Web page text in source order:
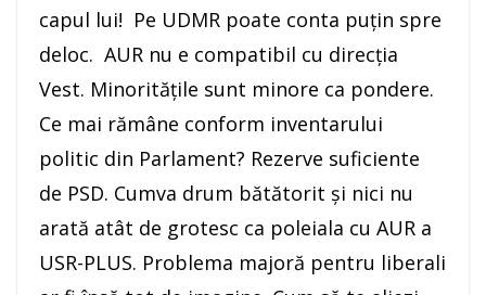
capul lui! Pe UDMR poate conta puțin spre
deloc. AUR nu e compatibil cu direcția
Vest. Minoritățile sunt minore ca pondere.
Ce mai rămâne conform inventarului
politic din Parlament? Rezerve suficiente
de PSD. Cumva drum bătătorit și nici nu
arată atât de grotesc ca poleiala cu AUR a
USR-PLUS. Problema majoră pentru liberali